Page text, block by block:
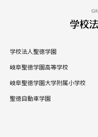
学校法人聖徳学園
岐阜聖徳学園高等学校
岐阜聖徳学園大学附属小学校
聖徳自動車学園